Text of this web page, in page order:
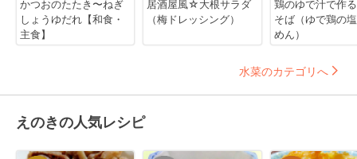
かつおのたたき〜ねぎ
しょうゆだれ【和食・
主食】
居酒屋風☆大根サラダ
（梅ドレッシング）
鶏のゆで汁で作
そば（ゆで鶏の
めん）
水菜のカテゴリへ
えのきの人気レシピ